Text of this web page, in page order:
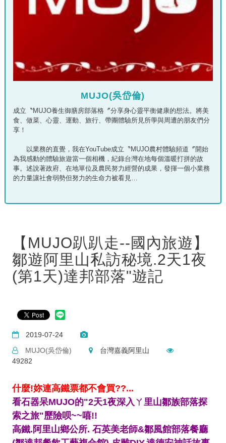
MUJO(吳岱倫)
成立〝MUJO養生御膳房部落格〞分享身心靈平衡健康的想法。將美
食、做菜、心靈、運動、旅行、帶團體驗所見所學與周遭的朋友們分
享！
以業務的直覺，我在YouTube成立〝MUJO農村體驗頻道〞開始
為我感動的體驗旅遊當一個相機，紀錄台灣在地每個溫暖打拼的故
事。述說著政府、在地單位及農民努力經營的成果，發揮一個小業務
的力量讓社會弱勢但努力的生命力被看見…
【MUJO趴趴走--國內旅遊】
鄒遊阿里山私訪秘境.2天1夜
(第1天)達邦部落"遊記
2019-07-24
MUJO(吳岱倫)
台灣嘉義阿里山
49282
什麼!妳連高鐵票都不會買??...
看石器呆MUJO的"2天1夜深入ㄚ里山鄒族部落探
索之旅"歷險呗~~嘻!!
高鐵.阿里山鄉公所. 石英美老師&鄒風館部落餐廳